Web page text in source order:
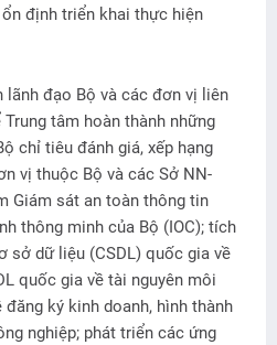
định triển khai thực hiện
lãnh đạo Bộ và các đơn vị liên
tâm hoàn thành những
chỉ tiêu đánh giá, xếp hạng
vị thuộc Bộ và các Sở NN-
Giám sát an toàn thông tin
thông minh của Bộ (IOC); tích
sở dữ liệu (CSDL) quốc gia về
quốc gia về tài nguyên môi
ký kinh doanh, hình thành
nghiệp; phát triển các ứng